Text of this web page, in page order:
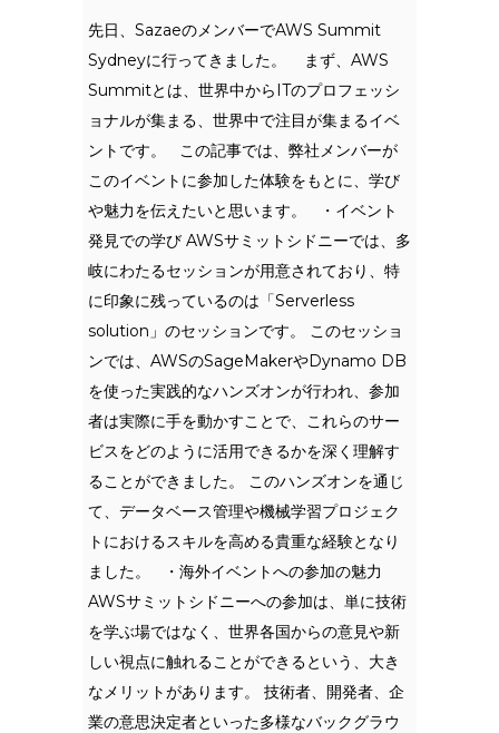
先日、SazaeのメンバーでAWS Summit
Sydneyに行ってきました。 まず、AWS
Summitとは、世界中からITのプロフェッシ
ョナルが集まる、世界中で注目が集まるイベ
ントです。 この記事では、弊社メンバーが
このイベントに参加した体験をもとに、学び
や魅力を伝えたいと思います。 ・イベント
発見での学び AWSサミットシドニーでは、多
岐にわたるセッションが用意されており、特
に印象に残っているのは「Serverless
solution」のセッションです。 このセッショ
ンでは、AWSのSageMakerやDynamo DB
を使った実践的なハンズオンが行われ、参加
者は実際に手を動かすことで、これらのサー
ビスをどのように活用できるかを深く理解す
ることができました。 このハンズオンを通じ
て、データベース管理や機械学習プロジェク
トにおけるスキルを高める貴重な経験となり
ました。 ・海外イベントへの参加の魅力
AWSサミットシドニーへの参加は、単に技術
を学ぶ場ではなく、世界各国からの意見や新
しい視点に触れることができるという、大き
なメリットがあります。 技術者、開発者、企
業の意思決定者といった多様なバックグラウ